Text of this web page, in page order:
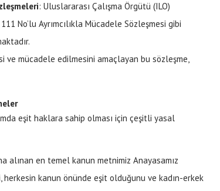
: Uluslararası Çalışma Örgütü (ILO)
No’lu Ayrımcılıkla Mücadele Sözleşmesi gibi
ve mücadele edilmesini amaçlayan bu sözleşme,
eşit haklara sahip olması için çeşitli yasal
alınan en temel kanun metnimiz Anayasamız
herkesin kanun önünde eşit olduğunu ve kadın-erkek